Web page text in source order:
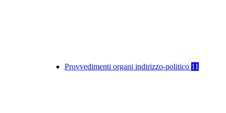
Provvedimenti organi indirizzo-politico 11